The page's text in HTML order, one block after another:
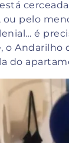
ou pelo
é
o
do